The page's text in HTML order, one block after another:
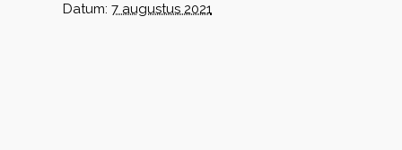
Datum: 7 augustus 2021